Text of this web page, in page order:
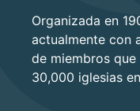
Organizada en
actualmente con
de miembros
30,000 iglesias